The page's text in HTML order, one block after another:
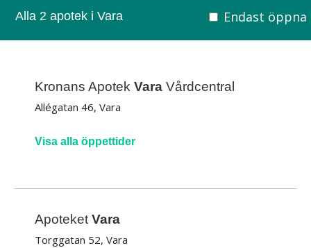
Alla 2 apotek i Vara Endast
Kronans Apotek Vara Vårdcentral
Allégatan 46, Vara
Visa alla öppettider
Apoteket Vara
Torggatan 52, Vara